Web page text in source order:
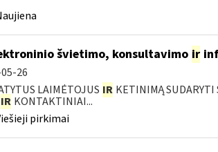
švietimo, konsultavimo ir
26
LAIMĖTOJUS IR KETINIMĄ
IR KONTAKTINIAI...
pirkimai